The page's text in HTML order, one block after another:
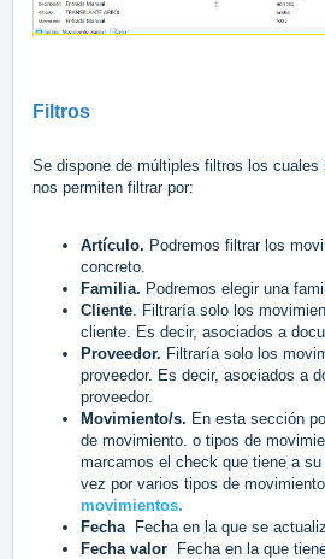
Filtros
Se dispone de múltiples filtros los cuales
nos permiten filtrar por:
Artículo. Podremos filtrar los
concreto.
Familia. Podremos elegir una
Cliente . Filtraría solo los
cliente. Es decir, asociados a
Proveedor. Filtraría solo los
proveedor. Es decir, asociados a
proveedor.
Movimiento/s. En esta sección
de movimiento. o tipos de
marcamos el check que tiene a
vez por varios tipos de
movimientos.
Fecha
Fecha en la que se
Fecha valor
Fecha en la que